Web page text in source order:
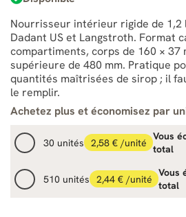
Achetez plus et économisez par
30 unités 2,58 € /unité
Vous
total
510 unités 2,44 € /unité
Vous
total
Nourrisseur intérieur rigide de
Dadant US et Langstroth. Format
compartiments, corps de 160 × 37
supérieure de 480 mm. Pratique
quantités maîtrisées de sirop ; il
le remplir.